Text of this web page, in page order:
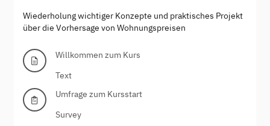
Wiederholung wichtiger Konzepte und praktisches Projekt
über die Vorhersage von Wohnungspreisen
Willkommen zum Kurs
Text
Umfrage zum Kursstart
Survey